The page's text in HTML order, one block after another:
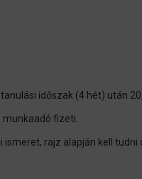
időszak (4 hét) után
fizeti.
ismeret, rajz alapján kell